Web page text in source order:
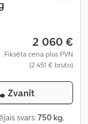
2 060 €
Fiksēta cena plus PVN
(2 451 € bruto)
Zvanīt
svars:750 kg,